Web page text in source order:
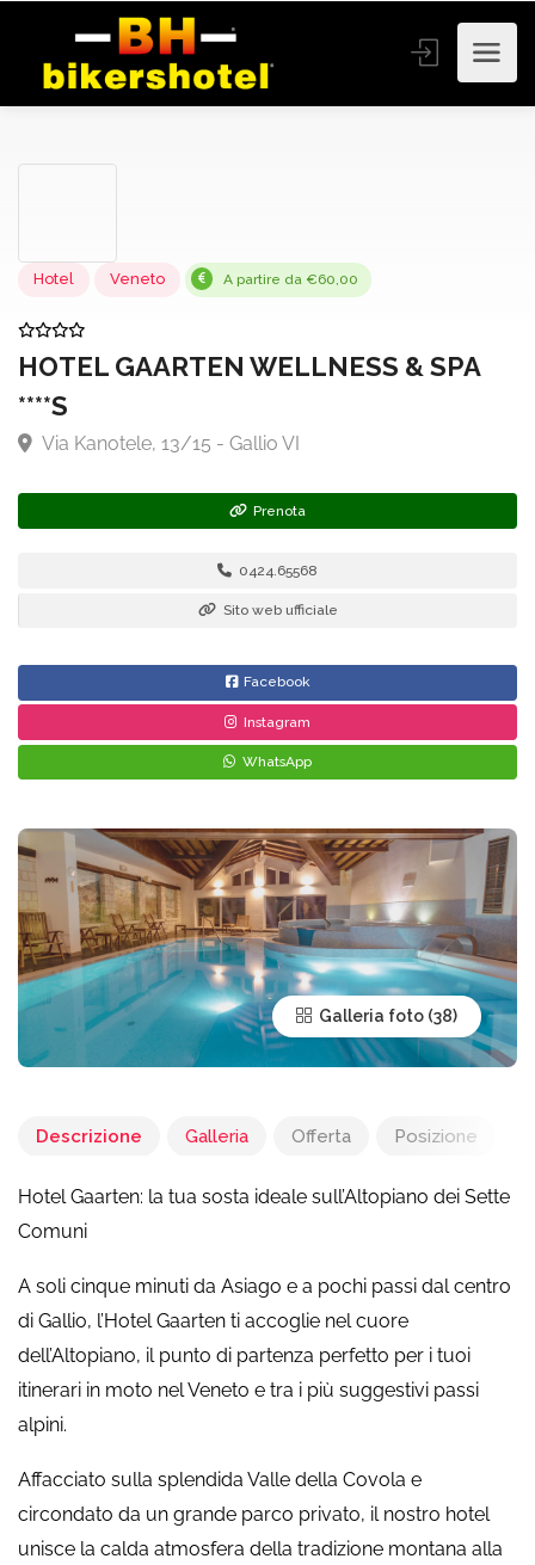
A partire da €60,00
HOTEL GAARTEN WELLNESS & SPA
****S
0424.65568
Sito web ufficiale
Facebook
Instagram
WhatsApp
Galleria foto
Descrizione Galleria Offerta Posizione
Hotel Gaarten: la tua sosta ideale sull’Altopiano dei Sette
Comuni
A soli cinque minuti da Asiago e a pochi passi dal centro
di Gallio, l’Hotel Gaarten ti accoglie nel cuore
dell’Altopiano, il punto di partenza perfetto per i tuoi
itinerari in moto nel Veneto e tra i più suggestivi passi
alpini.
Affacciato sulla splendida Valle della Covola e
circondato da un grande parco privato, il nostro hotel
unisce la calda atmosfera della tradizione montana alla